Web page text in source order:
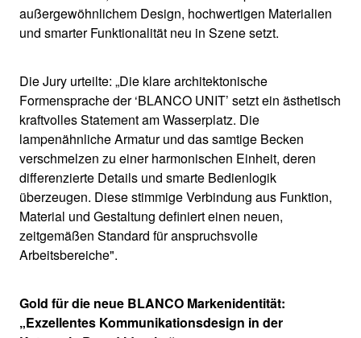
außergewöhnlichem Design, hochwertigen Materialien
und smarter Funktionalität neu in Szene setzt.
Die Jury urteilte: „Die klare architektonische
Formensprache der ‘BLANCO UNIT’ setzt ein ästhetisch
kraftvolles Statement am Wasserplatz. Die
lampenähnliche Armatur und das samtige Becken
verschmelzen zu einer harmonischen Einheit, deren
differenzierte Details und smarte Bedienlogik
überzeugen. Diese stimmige Verbindung aus Funktion,
Material und Gestaltung definiert einen neuen,
zeitgemäßen Standard für anspruchsvolle
Arbeitsbereiche".
Gold für die neue BLANCO Markenidentität:
„Exzellentes Kommunikationsdesign in der